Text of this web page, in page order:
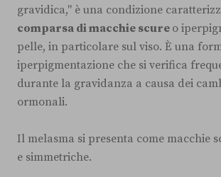
gravidica," è una condizione
comparsa di macchie scure o
pelle, in particolare sul viso. È una
iperpigmentazione che si verifica
durante la gravidanza a causa dei
ormonali.
Il melasma si presenta come macchie
e simmetriche.